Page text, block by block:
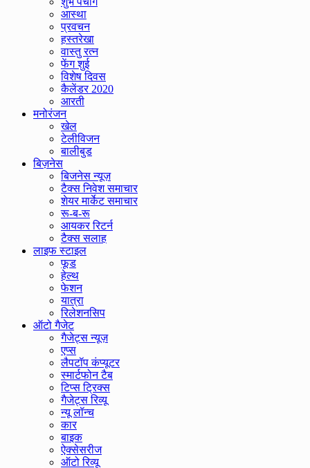
आस्था
प्रवचन
हस्तरेखा
वास्तु रत्न
फेंग शुई
विशेष दिवस
कैलेंडर 2020
आरती
मनोरंजन
खेल
टेलीविजन
बालीबुड
बिज़नेस
बिजनेस न्यूज़
टैक्स निवेश समाचार
शेयर मार्केट समाचार
रू-ब-रू
आयकर रिटर्न
टैक्स सलाह
लाइफ स्टाइल
फूड
हेल्थ
फेशन
यात्रा
रिलेशनसिप
ऑटो गैजेट
गैजेट्स न्यूज़
एप्स
लैपटॉप कंप्यूटर
स्मार्टफोन टैब
टिप्स ट्रिक्स
गैजेट्स रिव्यू
न्यू लॉन्च
कार
बाइक
ऐक्सेसरीज
ऑटो रिव्यू